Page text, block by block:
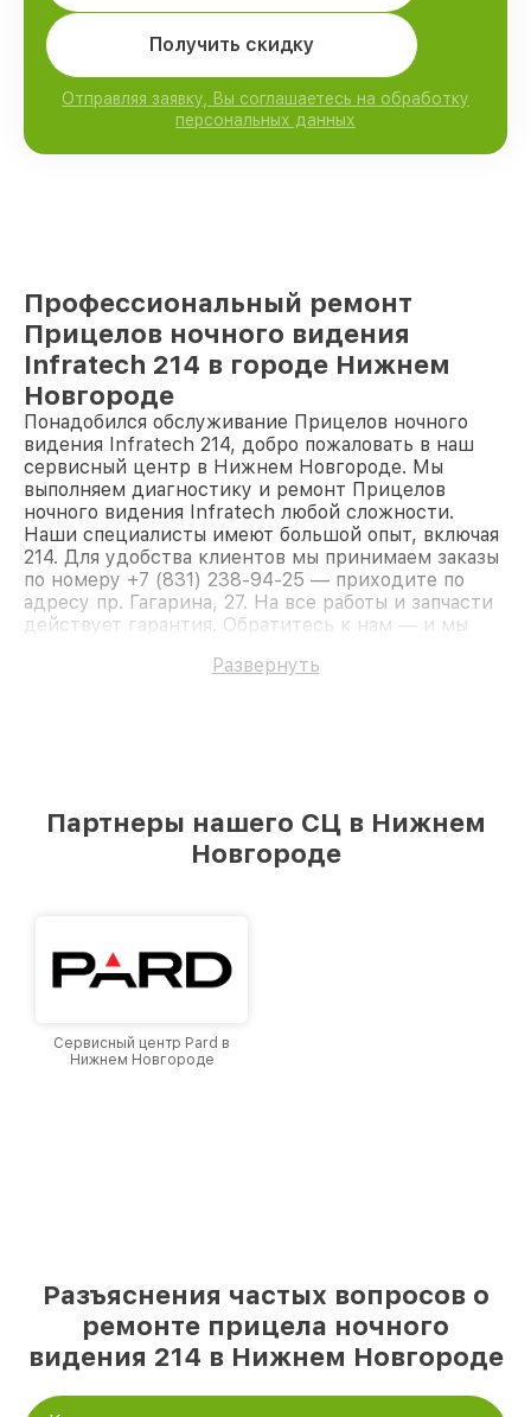
Получить скидку
Отправляя заявку, Вы соглашаетесь на обработку
персональных данных
Профессиональный ремонт
Прицелов ночного видения
Infratech 214 в городе Нижнем
Новгороде
Понадобился обслуживание Прицелов ночного
видения Infratech 214, добро пожаловать в наш
сервисный центр в Нижнем Новгороде. Мы
выполняем диагностику и ремонт Прицелов
ночного видения Infratech любой сложности.
Наши специалисты имеют большой опыт, включая
214. Для удобства клиентов мы принимаем заказы
по номеру +7 (831) 238-94-25 — приходите по
адресу пр. Гагарина, 27. На все работы и запчасти
действует гарантия. Обратитесь к нам — и мы
Развернуть
Партнеры нашего СЦ в Нижнем
Новгороде
Сервисный центр Pard в
Нижнем Новгороде
Разъяснения частых вопросов о
ремонте прицела ночного
видения 214 в Нижнем Новгороде